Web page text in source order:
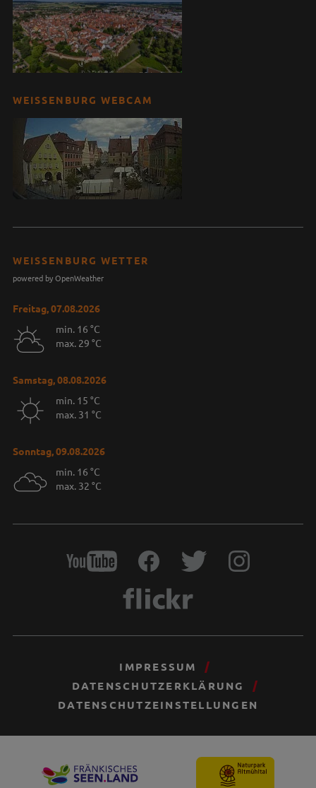
WEISSENBURG WEBCAM
WEISSENBURG WETTER
powered by OpenWeather
Freitag, 07.08.2026
min. 16 °C
max. 29 °C
Samstag, 08.08.2026
min. 15 °C
max. 31 °C
Sonntag, 09.08.2026
min. 16 °C
max. 32 °C
IMPRESSUM
DATENSCHUTZERKLÄRUNG
DATENSCHUTZEINSTELLUNGEN